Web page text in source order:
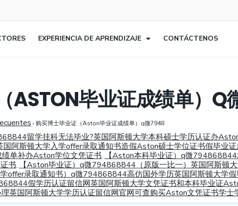
EXPERIENCIA DE APRENDIZAJE CONTÁCTENOS
ASTON毕业证成绩单）Q
› 购买博士毕业证（Aston毕业证成绩单）q微7948
留学挂科无法毕业?英国阿斯顿大学本科硕士学历认证办
阿斯顿大学入学offer录取通知书造假Aston硕士学位证书假毕业
单补办Aston学位文凭证书,
【Aston本科毕业证）q微
书,
【Aston毕业证）q微794868844（原版一比一）英国阿斯顿
offer录取通知书）q微794868844高仿国外学历英国阿斯顿大学
假学历认证留信网英国阿斯顿大学文凭证书和本科毕业证
英国阿斯顿大学学历认证留信网官网可查购买Aston文凭证书学士